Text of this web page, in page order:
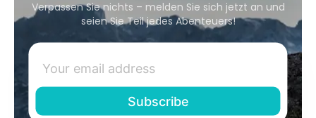
Verpassen Sie nichts – melden Sie sich jetzt an und
seien Sie Teil jedes Abenteuers!